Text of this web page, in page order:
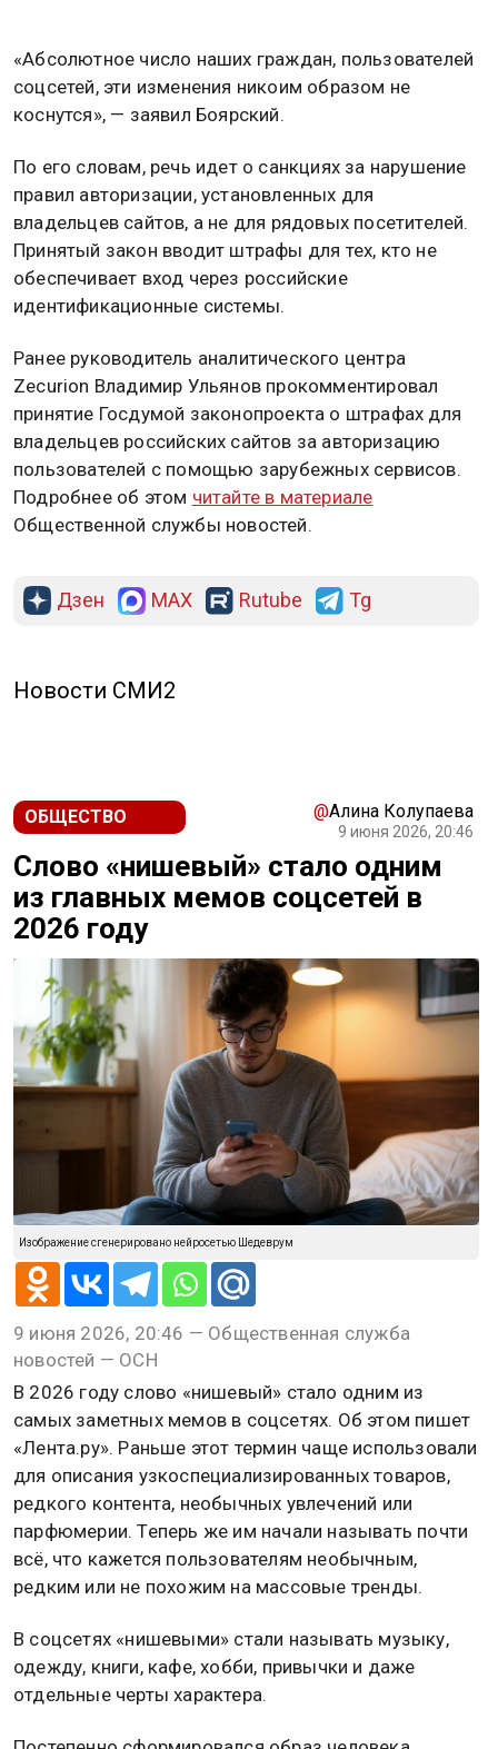
«Абсолютное число наших граждан, пользователей
соцсетей, эти изменения никоим образом не
коснутся», — заявил Боярский.
По его словам, речь идет о санкциях за нарушение
правил авторизации, установленных для
владельцев сайтов, а не для рядовых посетителей.
Принятый закон вводит штрафы для тех, кто не
обеспечивает вход через российские
идентификационные системы.
Ранее руководитель аналитического центра
Zecurion Владимир Ульянов прокомментировал
принятие Госдумой законопроекта о штрафах для
владельцев российских сайтов за авторизацию
пользователей с помощью зарубежных сервисов.
Подробнее об этом читайте в материале
Общественной службы новостей.
Дзен MAX Rutube Tg
Новости СМИ2
ОБЩЕСТВО @Алина Колупаева
9 июня 2026, 20:46
Слово «нишевый» стало одним
из главных мемов соцсетей в
2026 году
Изображение сгенерировано нейросетью Шедеврум
9 июня 2026, 20:46 — Общественная служба
новостей — ОСН
В 2026 году слово «нишевый» стало одним из
самых заметных мемов в соцсетях. Об этом пишет
«Лента.ру». Раньше этот термин чаще использовали
для описания узкоспециализированных товаров,
редкого контента, необычных увлечений или
парфюмерии. Теперь же им начали называть почти
всё, что кажется пользователям необычным,
редким или не похожим на массовые тренды.
В соцсетях «нишевыми» стали называть музыку,
одежду, книги, кафе, хобби, привычки и даже
отдельные черты характера.